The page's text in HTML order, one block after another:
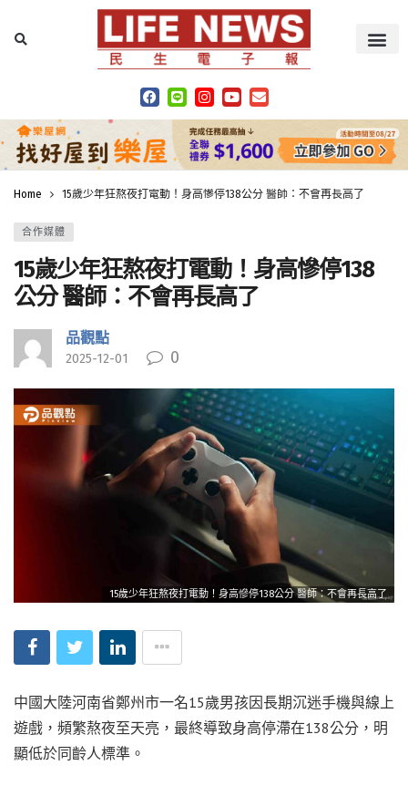
Home 15歲少年狂熬夜打電動！身高慘停138公分 醫師：不會再長高了
合作媒體
15歲少年狂熬夜打電動！身高慘停138
公分 醫師：不會再長高了
品觀點
2025-12-01 0
15歲少年狂熬夜打電動！身高慘停138公分 醫師：不會再長高了
中國大陸河南省鄭州市一名15歲男孩因長期沉迷手機與線上
遊戲，頻繁熬夜至天亮，最終導致身高停滯在138公分，明
顯低於同齡人標準。